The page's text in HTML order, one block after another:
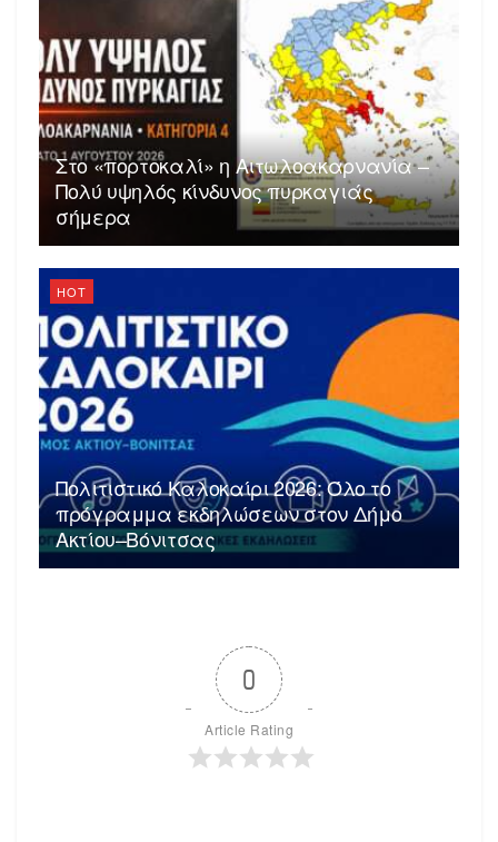
Στο «πορτοκαλί» η Αιτωλοακαρνανία –
Πολύ υψηλός κίνδυνος πυρκαγιάς
σήμερα
HOT
Πολιτιστικό Καλοκαίρι 2026: Όλο το
πρόγραμμα εκδηλώσεων στον Δήμο
Ακτίου–Βόνιτσας
0
Article Rating